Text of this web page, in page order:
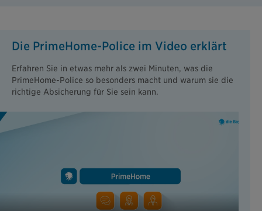
Die PrimeHome-Police im Video erklärt
Erfahren Sie in etwas mehr als zwei Minuten, was die
PrimeHome-Police so besonders macht und warum sie die
richtige Absicherung für Sie sein kann.